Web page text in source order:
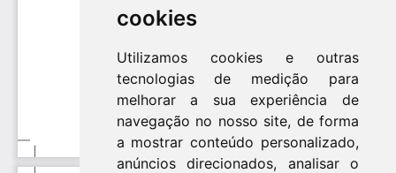
cookies
Utilizamos cookies e outras
tecnologias de medição para
melhorar a sua experiência de
navegação no nosso site, de forma
a mostrar conteúdo personalizado,
anúncios direcionados, analisar o